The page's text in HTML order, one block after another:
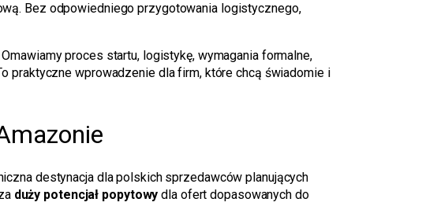
Bez odpowiedniego przygotowania logistycznego,
proces startu, logistykę, wymagania formalne,
praktyczne wprowadzenie dla firm, które chcą świadomie i
destynacja dla polskich sprzedawców planujących
duży potencjał popytowy dla ofert dopasowanych do